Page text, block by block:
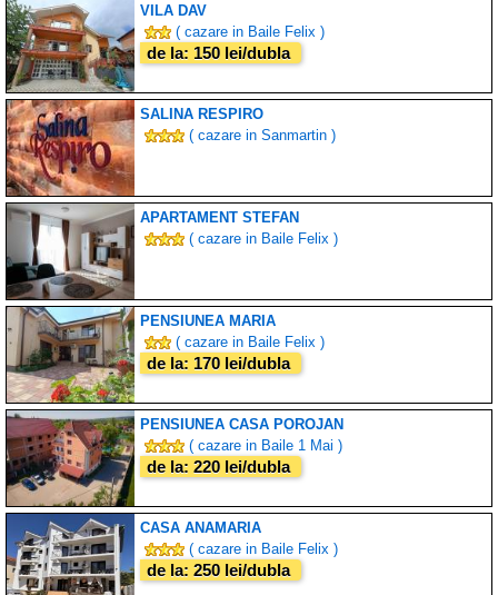
VILA DAV
( cazare in Baile Felix )
de la: 150 lei/dubla
SALINA RESPIRO
( cazare in Sanmartin )
APARTAMENT STEFAN
( cazare in Baile Felix )
PENSIUNEA MARIA
( cazare in Baile Felix )
de la: 170 lei/dubla
PENSIUNEA CASA POROJAN
( cazare in Baile 1 Mai )
de la: 220 lei/dubla
CASA ANAMARIA
( cazare in Baile Felix )
de la: 250 lei/dubla